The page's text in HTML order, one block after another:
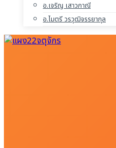
อ.เจริญ เสาวภาณี
อ.ไมตรี วรวุฒิจรรยากุล